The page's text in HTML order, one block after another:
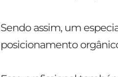
Sendo assim, um
posicionamento